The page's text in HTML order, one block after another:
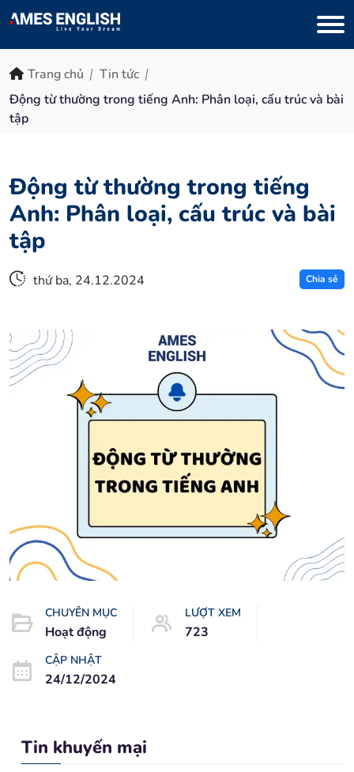
Trang chủ
Tin tức
Động từ thường trong tiếng Anh: Phân loại, cấu trúc và bài
tập
Động từ thường trong tiếng
Anh: Phân loại, cấu trúc và bài
tập
thứ ba, 24.12.2024 Chia sẻ
CHUYÊN MỤC
Hoạt động
LƯỢT XEM
723
CẬP NHẬT
24/12/2024
Tin khuyến mại